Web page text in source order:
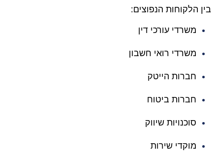
בין הלקוחות הנפוצים:
משרדי עורכי דין
משרדי רואי חשבון
חברות הייטק
חברות ביטוח
סוכנויות שיווק
מוקדי שירות